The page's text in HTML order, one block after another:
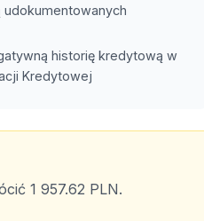
udokumentowanych
historię kredytową w
Kredytowej
1 957.62 PLN.